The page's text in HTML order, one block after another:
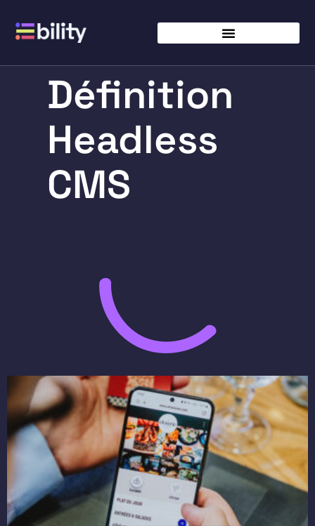
Définition
Headless
CMS